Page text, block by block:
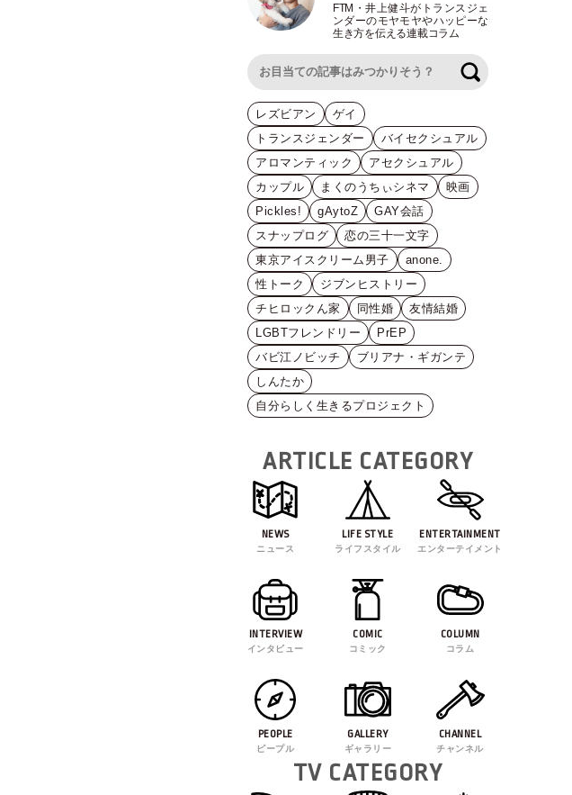
FTM ・井上健斗がトランスジェ
ンダーのモヤモヤやハッピーな
生き方を伝える連載コラム
レズビアン
ゲイ
トランスジェンダー
バイセクシュアル
アロマンティック
アセクシュアル
カップル
まくのうちぃシネマ
映画
Pickles!
gAytoZ
GAY会話
スナップログ
恋の三十一文字
東京アイスクリーム男子
anone.
性トーク
ジブンヒストリー
チヒロックん家
同性婚
友情結婚
LGBTフレンドリー
PrEP
バビ江ノビッチ
ブリアナ・ギガンテ
しんたか
自分らしく生きるプロジェクト
ARTICLE CATEGORY
NEWS
ニュース
LIFE STYLE
ライフスタイル
ENTERTAINMENT
エンターテイメント
INTERVIEW
インタビュー
COMIC
コミック
COLUMN
コラム
PEOPLE
ピープル
GALLERY
ギャラリー
CHANNEL
チャンネル
TV CATEGORY